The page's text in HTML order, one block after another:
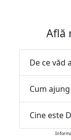
Află
De ce văd
Cum
Cine este